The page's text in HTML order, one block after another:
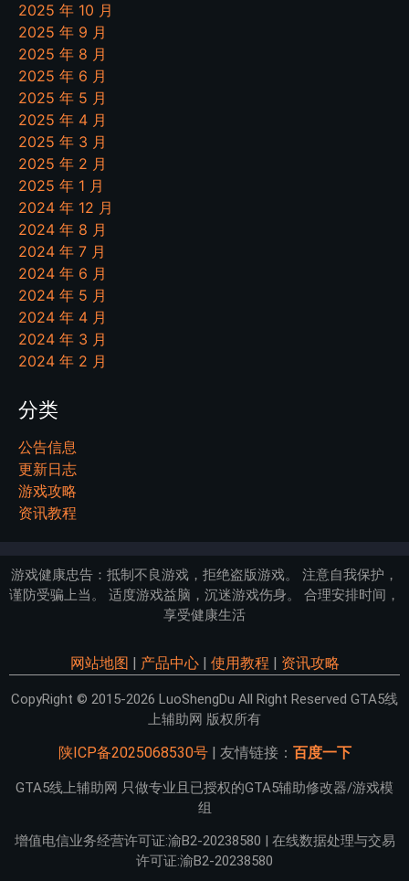
2025 年 10 月
2025 年 9 月
2025 年 8 月
2025 年 6 月
2025 年 5 月
2025 年 4 月
2025 年 3 月
2025 年 2 月
2025 年 1 月
2024 年 12 月
2024 年 8 月
2024 年 7 月
2024 年 6 月
2024 年 5 月
2024 年 4 月
2024 年 3 月
2024 年 2 月
分类
公告信息
更新日志
游戏攻略
资讯教程
游戏健康忠告：抵制不良游戏，拒绝盗版游戏。 注意自我保护，
谨防受骗上当。 适度游戏益脑，沉迷游戏伤身。 合理安排时间，
享受健康生活
网站地图 | 产品中心| 使用教程 | 资讯攻略
CopyRight © 2015-2026 LuoShengDu All Right Reserved GTA5线
上辅助网 版权所有
陕ICP备2025068530号| 友情链接： 百度一下
GTA5线上辅助网 只做专业且已授权的GTA5辅助修改器/游戏模
组
增值电信业务经营许可证:渝B2-20238580 | 在线数据处理与交易
许可证:渝B2-20238580